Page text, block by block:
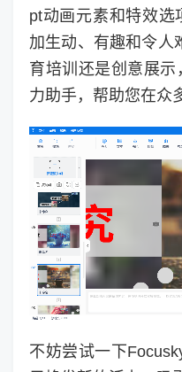
pt动画元素和特效选
加生动、有趣和令人
育培训还是创意展
力助手，帮助您在众
不妨尝试一下